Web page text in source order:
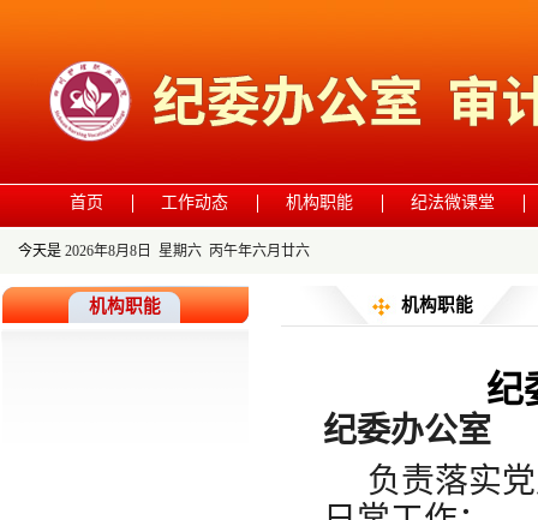
首页 工作动态 机构职能 纪法微课堂
今天是 2026年8月8日 星期六 丙午年六月廿六
机构职能 机构职能
纪
纪委办公室
负责落实